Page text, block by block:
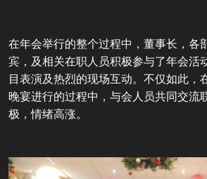
在年会举行的整个过程中，董事长，各
宾，及相关在职人员积极参与了年会活
目表演及热烈的现场互动。不仅如此，
晚宴进行的过程中，与会人员共同交流
极，情绪高涨。